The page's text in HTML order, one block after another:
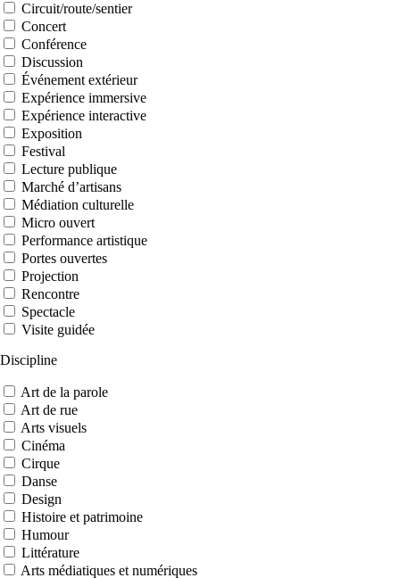
Circuit/route/sentier
Concert
Conférence
Discussion
Événement extérieur
Expérience immersive
Expérience interactive
Exposition
Festival
Lecture publique
Marché d’artisans
Médiation culturelle
Micro ouvert
Performance artistique
Portes ouvertes
Projection
Rencontre
Spectacle
Visite guidée
Discipline
Art de la parole
Art de rue
Arts visuels
Cinéma
Cirque
Danse
Design
Histoire et patrimoine
Humour
Littérature
Arts médiatiques et numériques